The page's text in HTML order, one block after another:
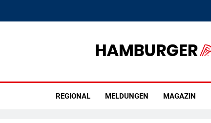
REGIONAL MELDUNGEN MAGAZIN